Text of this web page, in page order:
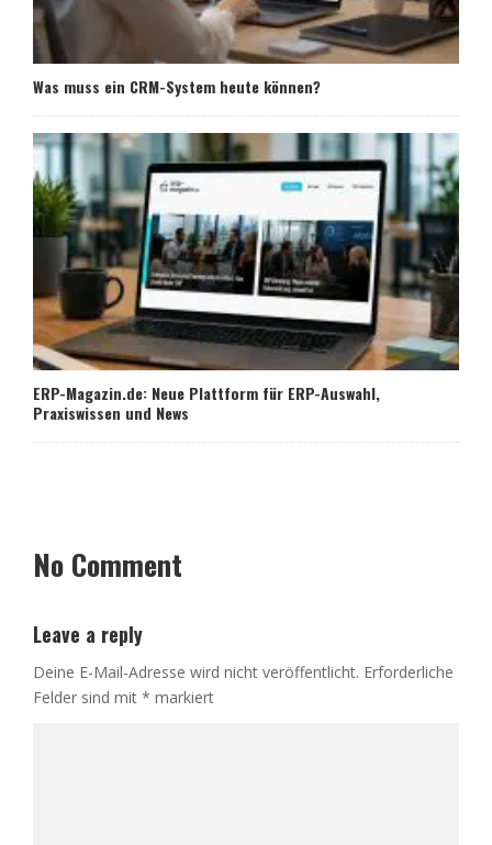
Was muss ein CRM-System heute können?
ERP-Magazin.de: Neue Plattform für ERP-Auswahl,
Praxiswissen und News
No Comment
Leave a reply
Deine E-Mail-Adresse wird nicht veröffentlicht. Erforderliche
Felder sind mit * markiert